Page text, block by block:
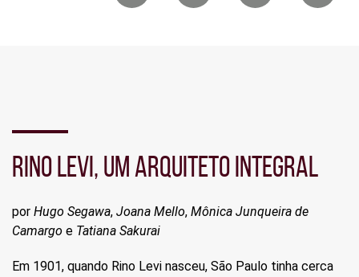
RINO LEVI, UM ARQUITETO INTEGRAL
por Hugo Segawa, Joana Mello, Mônica Junqueira de
Camargo e Tatiana Sakurai
Em 1901, quando Rino Levi nasceu, São Paulo tinha cerca